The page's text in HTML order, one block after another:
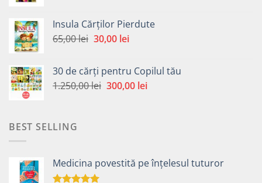
fost:
65,00 lei.
30,00 lei.
Insula Cărților Pierdute
65,00lei Prețul
fost:
65,00 lei.
30,00 leiPrețul
30,00 lei.
30 de cărți pentru Copilul tău
1.250,00lei Prețul
300,00 leiPrețul
BEST SELLING
Medicina povestită pe înțelesul tuturor